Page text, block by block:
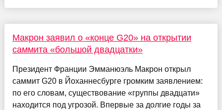
Макрон заявил о «конце G20» на открытии
саммита «большой двадцатки»
Президент Франции Эмманюэль Макрон открыл
саммит G20 в Йоханнесбурге громким заявлением:
по его словам, существование «группы двадцати»
находится под угрозой. Впервые за долгие годы за